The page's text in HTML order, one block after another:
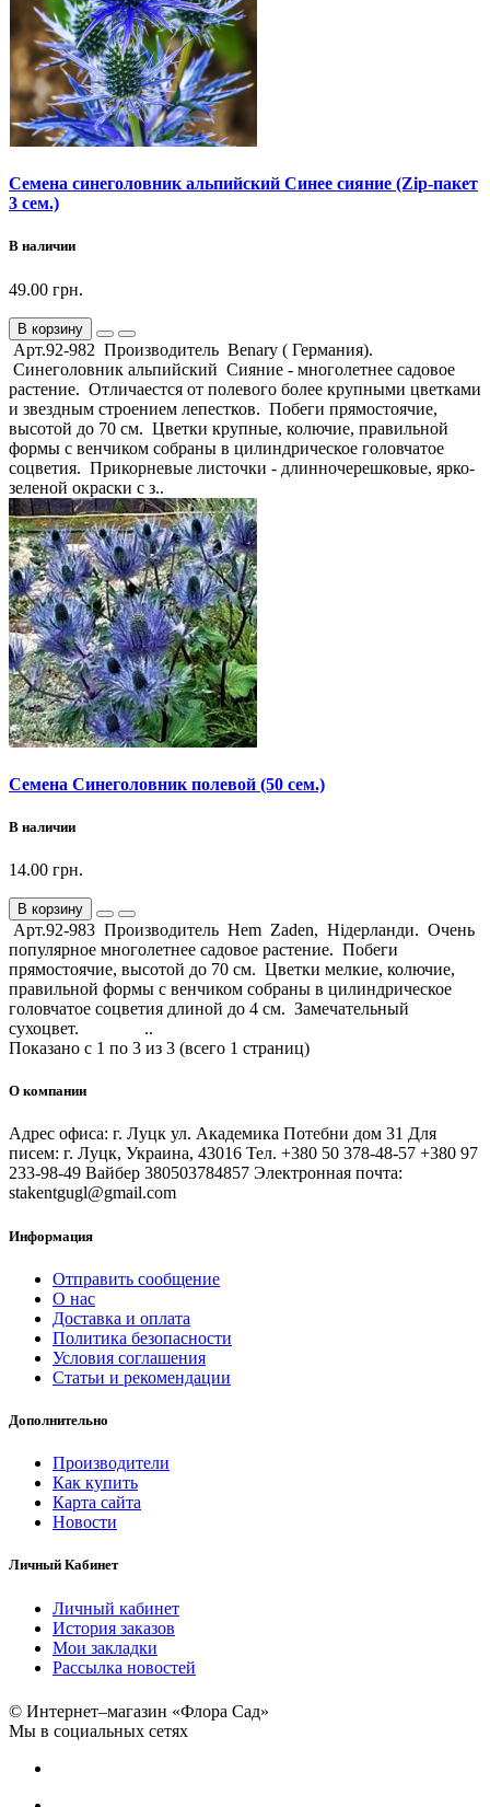
Семена синеголовник альпийский Синее сияние (Zip-пакет
3 сем.)
В наличии
49.00 грн.
В корзину
Арт.92-982 Производитель Benary ( Германия).
Синеголовник альпийский Сияние - многолетнее садовое
растение. Отличаестся от полевого более крупными цветками
и звездным строением лепестков. Побеги прямостоячие,
высотой до 70 см. Цветки крупные, колючие, правильной
формы с венчиком собраны в цилиндрическое головчатое
соцветия. Прикорневые листочки - длинночерешковые, ярко-
зеленой окраски с з..
Семена Синеголовник полевой (50 сем.)
В наличии
14.00 грн.
В корзину
Арт.92-983 Производитель Hem Zaden, Нідерланди. Очень
популярное многолетнее садовое растение. Побеги
прямостоячие, высотой до 70 см. Цветки мелкие, колючие,
правильной формы с венчиком собраны в цилиндрическое
головчатое соцветия длиной до 4 см. Замечательный
сухоцвет. ..
Показано с 1 по 3 из 3 (всего 1 страниц)
О компании
Адрес офиса: г. Луцк ул. Академика Потебни дом 31 Для
писем: г. Луцк, Украина, 43016 Тел. +380 50 378-48-57 +380 97
233-98-49 Вайбер 380503784857 Электронная почта:
stakentgugl@gmail.com
Информация
Отправить сообщение
О нас
Доставка и оплата
Политика безопасности
Условия соглашения
Статьи и рекомендации
Дополнительно
Производители
Как купить
Карта сайта
Новости
Личный Кабинет
Личный кабинет
История заказов
Мои закладки
Рассылка новостей
© Интернет–магазин «Флора Сад»
Мы в социальных сетях